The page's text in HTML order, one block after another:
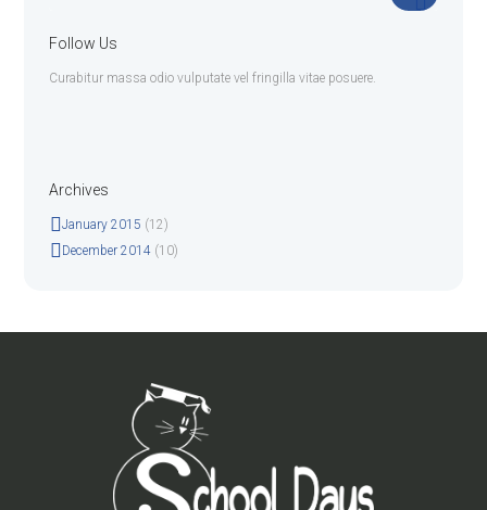
Follow Us
Curabitur massa odio vulputate vel fringilla vitae posuere.
Archives
January 2015 (12)
December 2014(10)